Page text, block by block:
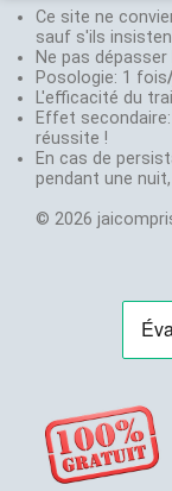
mettre un like
partager !
Mettez un lien
sur votre site,
page facebook.
Abonnez-vous
gratuitement
Youtube pour
courant des
N'hesitez
pas
à
envoyer
un
mail
à:
Professeur en
S, ES, STI et
STMG depuis
30 ans
Créateur de
jeux de
stratégie:
Agora et
Chifoumi
Professeur en
France de
magie en 2001:
Magie
chimie
Labolycée:
annales du
bac
Exovidéo:
Cours et
exercice
Ce site ne
sauf s'ils
Ne pas
Posologie: 1 fois/
L'efficacité du
Effet
réussite !
En cas de
pendant une
© 2026